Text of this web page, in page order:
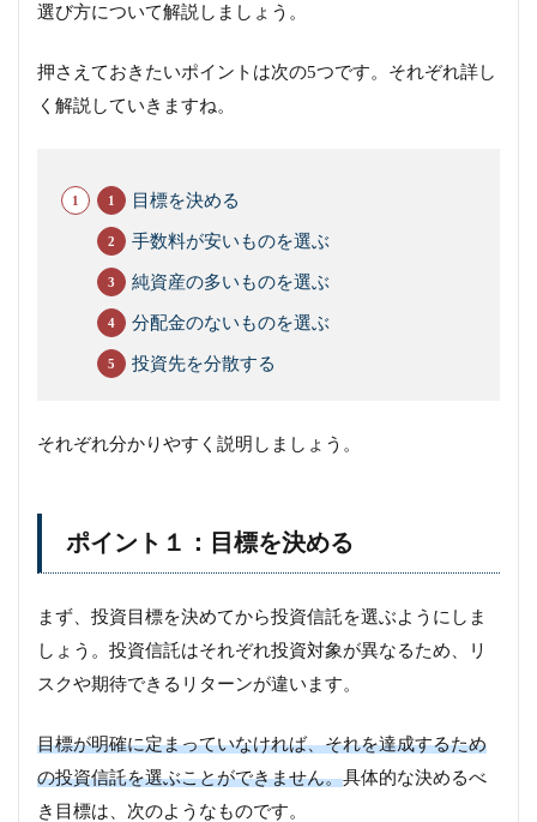
選び方について解説しましょう。
押さえておきたいポイントは次の5つです。それぞれ詳し
く解説していきますね。
目標を決める
手数料が安いものを選ぶ
純資産の多いものを選ぶ
分配金のないものを選ぶ
投資先を分散する
それぞれ分かりやすく説明しましょう。
ポイント１：目標を決める
まず、投資目標を決めてから投資信託を選ぶようにしま
しょう。投資信託はそれぞれ投資対象が異なるため、リ
スクや期待できるリターンが違います。
目標が明確に定まっていなければ、それを達成するため
の投資信託を選ぶことができません。具体的な決めるべ
き目標は、次のようなものです。